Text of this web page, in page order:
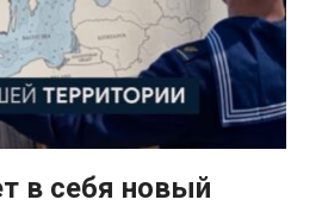
в себя новый